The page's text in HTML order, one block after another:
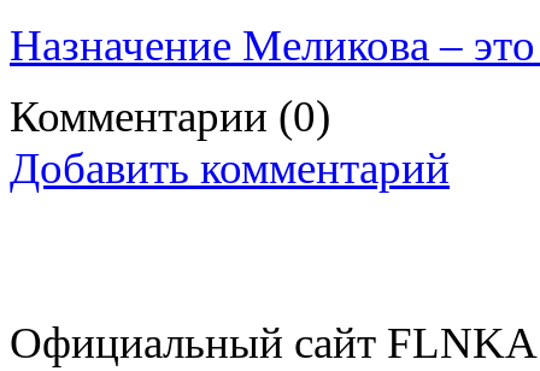
Назначение Меликова –
Комментарии (0)
Добавить комментарий
Официальный сайт